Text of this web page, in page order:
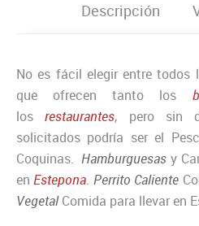
Descripción
No es fácil elegir entre todos
que ofrecen tanto los
losrestaurantes, pero sin
solicitados podría ser el
Coquinas.Hamburguesas y
enEstepona. Perrito Caliente
VegetalComida para llevar en